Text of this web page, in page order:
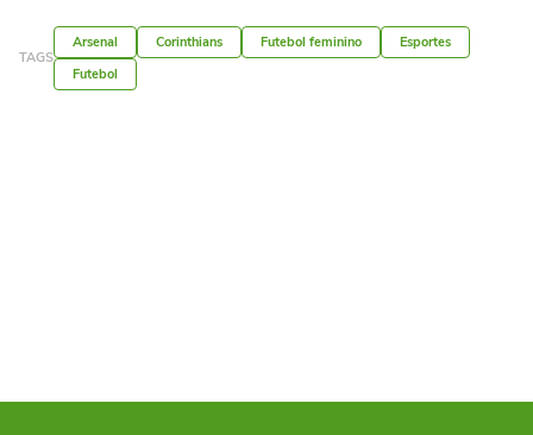
TAGS
Arsenal Corinthians Futebol feminino
Esportes
Futebol